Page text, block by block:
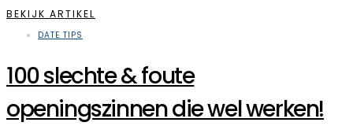
BEKIJK ARTIKEL
DATE TIPS
100 slechte & foute
openingszinnen die wel werken!